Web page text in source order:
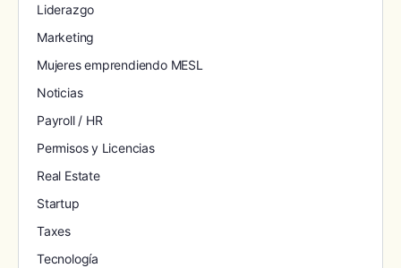
Liderazgo
Marketing
Mujeres emprendiendo MESL
Noticias
Payroll / HR
Permisos y Licencias
Real Estate
Startup
Taxes
Tecnología